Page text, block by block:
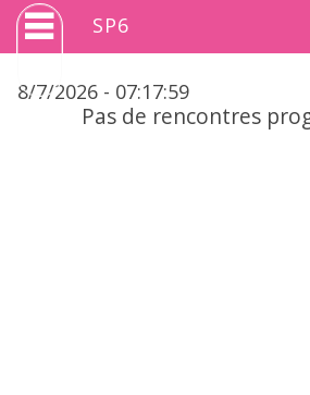
SP6
8/7/2026 - 07:17:59
Pas de rencontres